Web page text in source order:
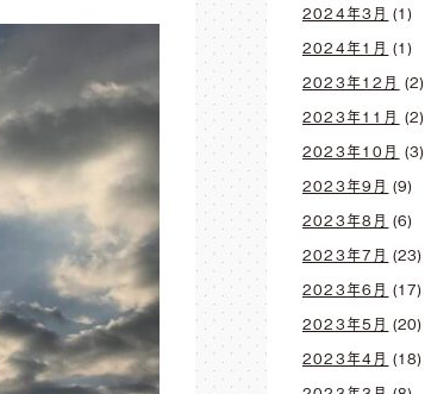
2024年3月 (1)
2024年1月 (1)
2023年12月 (2)
2023年11月 (2)
2023年10月 (3)
2023年9月 (9)
2023年8月 (6)
2023年7月 (23)
2023年6月 (17)
2023年5月 (20)
2023年4月 (18)